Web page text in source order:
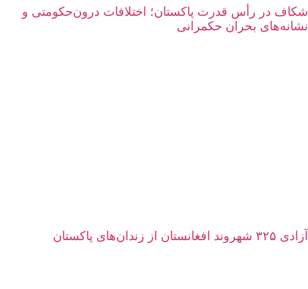
شکاف در رأس قدرت پاکستان؛ اختلافات درون‌حکومتی و
نشانه‌های بحران حکمرانی
آزادی ۳۲۵ شهروند افغانستان از زندان‌های پاکستان